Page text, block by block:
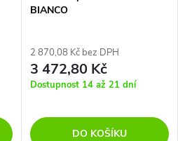
BIANCO
2 870,08 Kč bez DPH
3 472,80 Kč
Dostupnost 14 až 21 dní
DO KOŠÍKU